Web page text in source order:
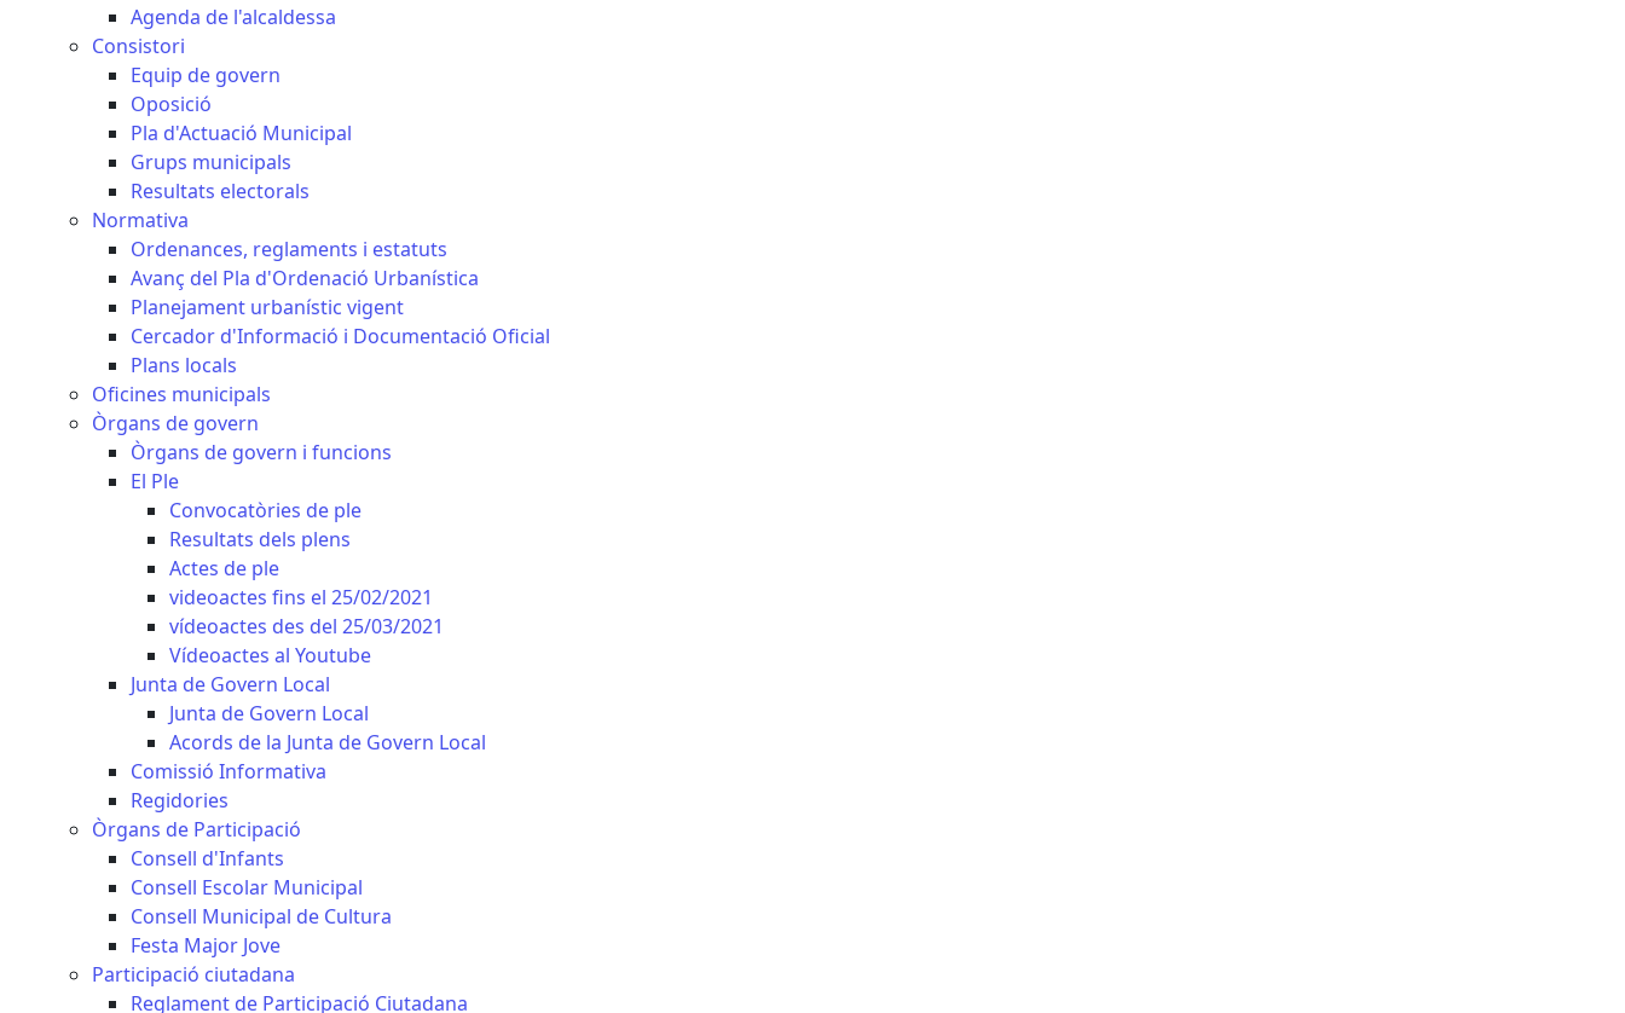
Agenda de l'alcaldessa
Consistori
Equip de govern
Oposició
Pla d'Actuació Municipal
Grups municipals
Resultats electorals
Normativa
Ordenances, reglaments i estatuts
Avanç del Pla d'Ordenació Urbanística
Planejament urbanístic vigent
Cercador d'Informació i Documentació Oficial
Plans locals
Oficines municipals
Òrgans de govern
Òrgans de govern i funcions
El Ple
Convocatòries de ple
Resultats dels plens
Actes de ple
videoactes fins el 25/02/2021
vídeoactes des del 25/03/2021
Vídeoactes al Youtube
Junta de Govern Local
Junta de Govern Local
Acords de la Junta de Govern Local
Comissió Informativa
Regidories
Òrgans de Participació
Consell d'Infants
Consell Escolar Municipal
Consell Municipal de Cultura
Festa Major Jove
Participació ciutadana
Reglament de Participació Ciutadana